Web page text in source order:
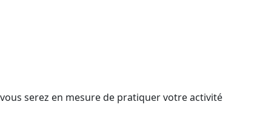
serez en mesure de pratiquer votre activité